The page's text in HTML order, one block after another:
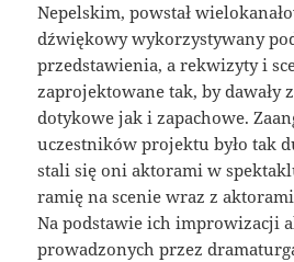
Nepelskim, powstał
dźwiękowy wykorzystywany
przedstawienia, a rekwizyty i
zaprojektowane tak, by dawały
dotykowe jak i zapachowe.
uczestników projektu było tak
stali się oni aktorami w
ramię na scenie wraz z
Na podstawie ich improwizacji
prowadzonych przez